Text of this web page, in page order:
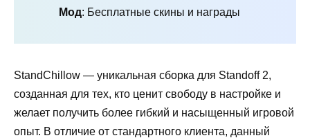
Мод: Бесплатные скины и награды
StandChillow — уникальная сборка для Standoff 2,
созданная для тех, кто ценит свободу в настройке и
желает получить более гибкий и насыщенный игровой
опыт. В отличие от стандартного клиента, данный